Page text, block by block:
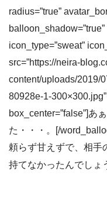
radius=”true”
icon_type=”sweat”
src=”https://neira-
content/uploads/2019/
80928e-1-
box_center=”false”]あ
た・・・。[/
頼らず甘えずで、相手
持てなかったんでしょ